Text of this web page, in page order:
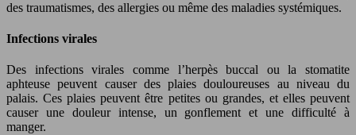
des traumatismes, des allergies ou même des maladies systémiques.
Infections virales
Des infections virales comme l’herpès buccal ou la stomatite
aphteuse peuvent causer des plaies douloureuses au niveau du
palais. Ces plaies peuvent être petites ou grandes, et elles peuvent
causer une douleur intense, un gonflement et une difficulté à
manger.